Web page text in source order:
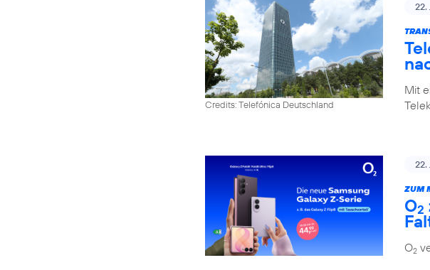
Credits: Telefónica Deutschland
22.
Mit
22.
ZUM
O2
O2